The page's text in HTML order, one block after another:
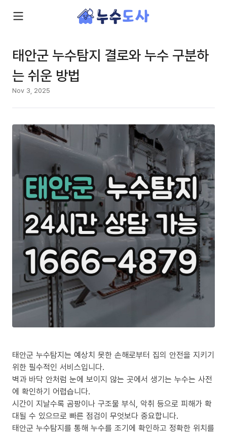
태안군 누수탐지 결로와 누수 구분하
는 쉬운 방법
Nov 3, 2025
태안군 누수탐지는 예상치 못한 손해로부터 집의 안전을 지키기
위한 필수적인 서비스입니다.
벽과 바닥 안처럼 눈에 보이지 않는 곳에서 생기는 누수는 사전
에 확인하기 어렵습니다.
시간이 지날수록 곰팡이나 구조물 부식, 악취 등으로 피해가 확
대될 수 있으므로 빠른 점검이 무엇보다 중요합니다.
태안군 누수탐지를 통해 누수를 조기에 확인하고 정확한 위치를